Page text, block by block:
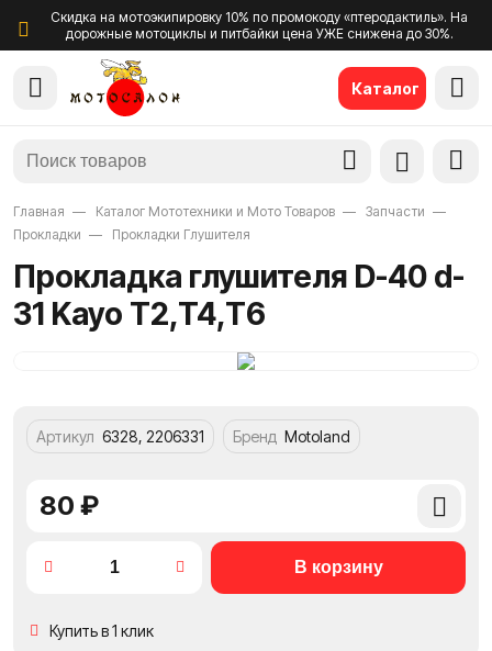
Скидка на мотоэкипировку 10% по промокоду «птеродактиль». На
дорожные мотоциклы и питбайки цена УЖЕ снижена до 30%.
Каталог
Главная Каталог Мототехники и Мото Товаров
Запчасти
Прокладки
Прокладки Глушителя
Прокладка глушителя D-40 d-
31 Kayo T2,T4,T6
Артикул 6328, 2206331 Бренд Motoland
80 ₽
Купить в 1 клик